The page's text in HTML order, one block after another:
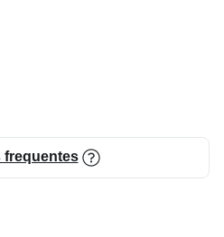
sobreviver.
captando os clientes que
frequentes